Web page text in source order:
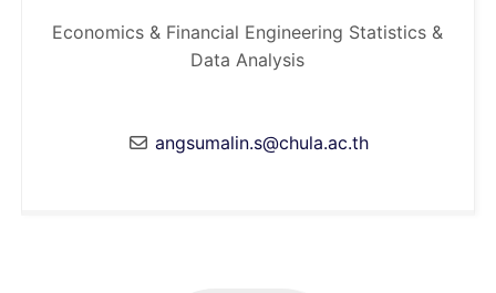
Economics & Financial Engineering Statistics &
Data Analysis
angsumalin.s@chula.ac.th